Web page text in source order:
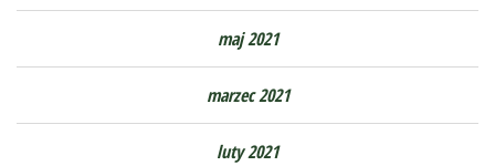
maj 2021
marzec 2021
luty 2021